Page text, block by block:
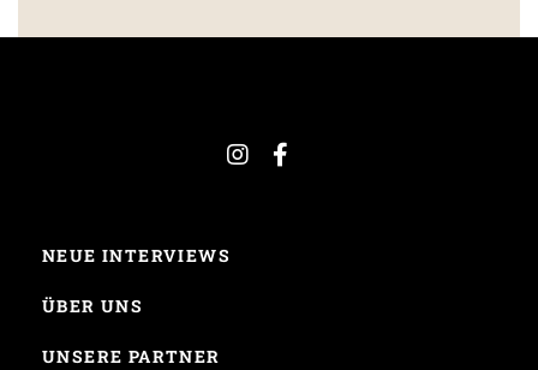
NEUE INTERVIEWS
ÜBER UNS
UNSERE PARTNER